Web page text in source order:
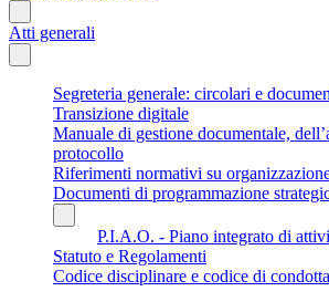
Atti generali
Segreteria generale: circolari e
Transizione digitale
Manuale di gestione documentale,
protocollo
Riferimenti normativi su
Documenti di programmazione
P.I.A.O. - Piano integrato di
Statuto e Regolamenti
Codice disciplinare e codice di condotta